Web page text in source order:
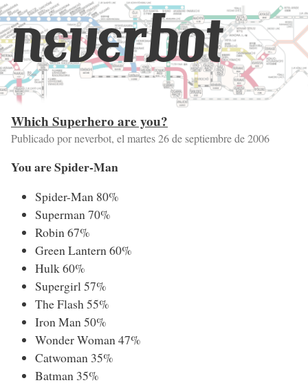
neverbot
Which Superhero are you?
Publicado por neverbot, el martes 26 de septiembre de 2006
You are Spider-Man
Spider-Man 80%
Superman 70%
Robin 67%
Green Lantern 60%
Hulk 60%
Supergirl 57%
The Flash 55%
Iron Man 50%
Wonder Woman 47%
Catwoman 35%
Batman 35%